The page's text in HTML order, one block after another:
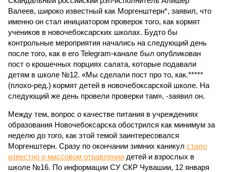
Валеев, широко известный как Моргенштерн*, заявил, что
именно он стал инициатором проверок того, как кормят
учеников в новочебоксарских школах. Будто бы
контрольные мероприятия начались на следующий день
после того, как в его Telegram-канале был опубликован
пост о крошечных порциях салата, которые подавали
детям в школе №12. «Мы сделали пост про то, как.*****
(плохо-ред.) кормят детей в новочебоксарской школе. На
следующий же день провели проверки там», -заявил он.
Между тем, вопрос о качестве питания в учреждениях
образования Новочебоксарска обострился как минимум за
неделю до того, как этой темой заинтересовался
Моргенштерн. Сразу по окончании зимних каникул стало
известно о массовом отравлении детей и взрослых в
школе №16. По информации СУ СКР Чувашии, 12 января